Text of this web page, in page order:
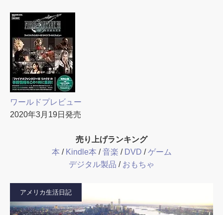
ワールドプレビュー
2020年3月19日発売
売り上げランキング
本 / Kindle本 /音楽 / DVD /ゲーム
デジタル製品 / おもちゃ
アメリカ生活日記